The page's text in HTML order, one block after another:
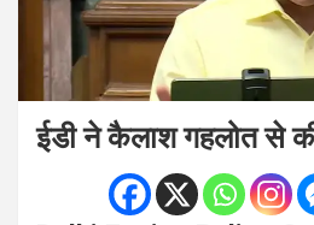
ईडी ने कैलाश गहलोत से